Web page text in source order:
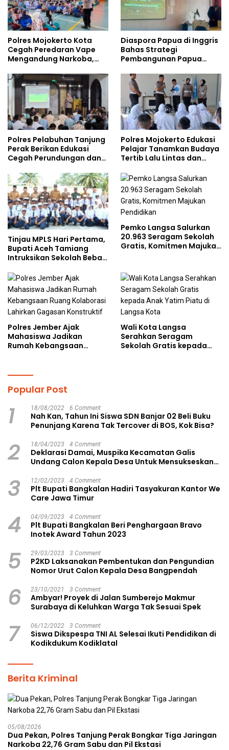
Polres Mojokerto Kota
Cegah Peredaran Vape
Mengandung Narkoba,
Kalangan Remaja
Diaspora Papua di Inggris
Bahas Strategi
Pembangunan Papua
Doktoral Internasional
Polres Pelabuhan Tanjung
Perak Berikan Edukasi
Cegah Perundungan dan
kepada Pelajar MPLS
Polres Mojokerto Edukasi
Pelajar Tanamkan Budaya
Tertib Lalu Lintas dan
Tinjau MPLS Hari Pertama,
Bupati Aceh Tamiang
Intruksikan Sekolah Bebas
Pemko Langsa Salurkan
20.963 Seragam Sekolah
Gratis, Komitmen Majukan
Polres Jember Ajak
Mahasiswa Jadikan
Rumah Kebangsaan
Wali Kota Langsa
Serahkan Seragam
Sekolah Gratis kepada
Popular Post
1 18/08/2022 6 Comment
Nah Kan, Tahun Ini Siswa SDN Banjar 02 Beli Buku
Penunjang Karena Tak Tercover di BOS, Kok Bisa?
2 18/04/2023 4 Comment
Deklarasi Damai, Muspika Kecamatan Galis
Undang Calon Kepala Desa Untuk Mensukseskan
3 12/02/2023 4 Comment
Plt Bupati Bangkalan Hadiri Tasyakuran Kantor We
Care Jawa Timur
4 04/09/2023 4 Comment
Plt Bupati Bangkalan Beri Penghargaan Bravo
Inotek Award Tahun 2023
5 29/03/2023 3 Comment
P2KD Laksanakan Pembentukan dan Pengundian
Nomor Urut Calon Kepala Desa Bangpendah
6 23/10/2021 3 Comment
Ambyar! Proyek di Jalan Sumberejo Makmur
Surabaya di Keluhkan Warga Tak Sesuai Spek
7 06/12/2022 3 Comment
Siswa Dikspespa TNI AL Selesai Ikuti Pendidikan di
Kodikdukum Kodiklatal
Berita Kriminal
05/08/2026
Dua Pekan, Polres Tanjung Perak Bongkar Tiga Jaringan
Narkoba 22,76 Gram Sabu dan Pil Ekstasi